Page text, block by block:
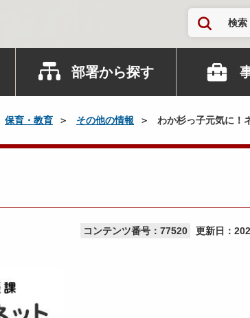
検索
部署から探す
保育・教育 その他の情報 わか杉っ子元気に！
コンテンツ番号：77520 更新日：